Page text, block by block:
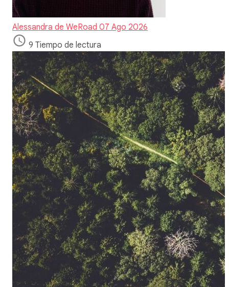
Alessandra de WeRoad 07 Ago 2026
9 Tiempo de lectura